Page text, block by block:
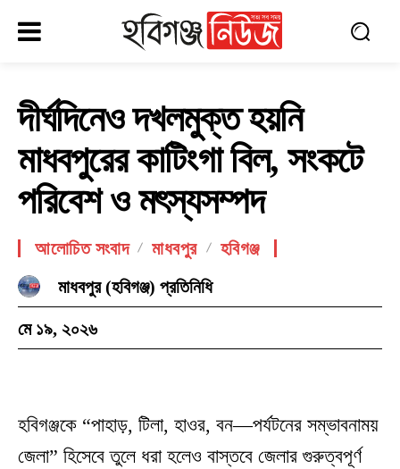
দীর্ঘদিনেও দখলমুক্ত হয়নি
মাধবপুরের কাটিংগা বিল, সংকটে
পরিবেশ ও মৎস্যসম্পদ
আলোচিত সংবাদ মাধবপুর
হবিগঞ্জ
মাধবপুর (হবিগঞ্জ) প্রতিনিধি
মে ১৯, ২০২৬
হবিগঞ্জকে “পাহাড়, টিলা, হাওর, বন—পর্যটনের সম্ভাবনাময়
জেলা” হিসেবে তুলে ধরা হলেও বাস্তবে জেলার গুরুত্বপূর্ণ